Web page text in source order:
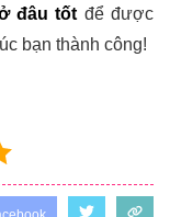
đâu tốt để được
bạn thành công!